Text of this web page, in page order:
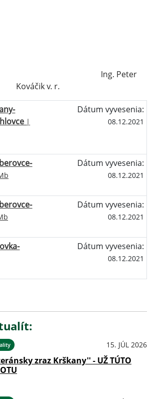
Peter
Kováčik v. r.
|
Dátum vyvesenia:
08.12.2021
Dátum vyvesenia:
08.12.2021
Dátum vyvesenia:
08.12.2021
Dátum vyvesenia:
08.12.2021
15. JÚL 2026
zraz Krškany'' - UŽ TÚTO